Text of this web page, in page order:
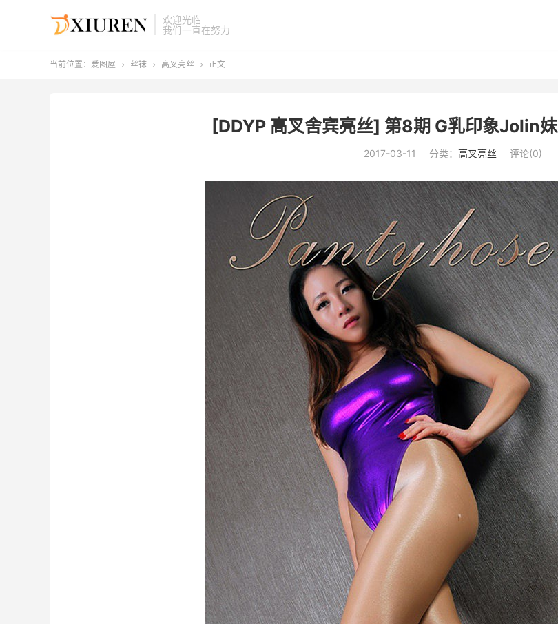
欢迎光临
我们一直在努力
当前位置： 爱图屋  丝袜  高叉亮丝  正文
[DDYP 高叉舍宾亮丝] 第8期 G乳印象Jolin
2017-03-11 分类： 高叉亮丝 评论(0)